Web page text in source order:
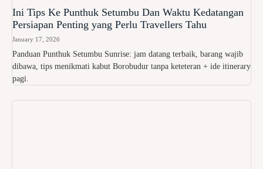
Ini Tips Ke Punthuk Setumbu Dan Waktu Kedatangan
Persiapan Penting yang Perlu Travellers Tahu
January 17, 2026
Panduan Punthuk Setumbu Sunrise: jam datang terbaik, barang wajib
dibawa, tips menikmati kabut Borobudur tanpa keteteran + ide itinerary
pagi.